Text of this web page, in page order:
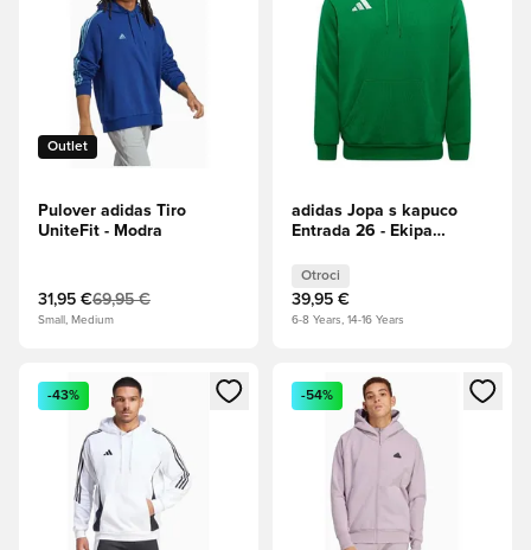
Outlet
Pulover adidas Tiro
UniteFit - Modra
31,95 €69,95 €
Small, Medium
adidas Jopa s kapuco
Entrada 26 - Ekipa
Otroci
39,95 €
6-8 Years, 14-16 Years
Odpre Modal za prijavo ali vpis kot član
-43%
Odpre Modal za prijavo ali
-54%